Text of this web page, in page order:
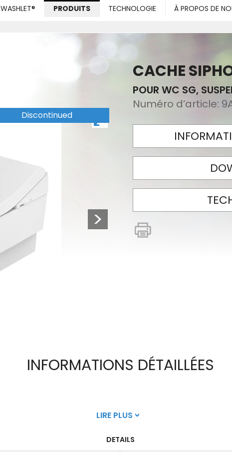
WASHLET® PRODUITS TECHNOLOGIE À PROPOS DE
CACHE
POUR WC SG,
Numéro d’article:
Discontinued
Next
INFORMATIONS DÉTAILLÉES
LIRE PLUS
DETAILS